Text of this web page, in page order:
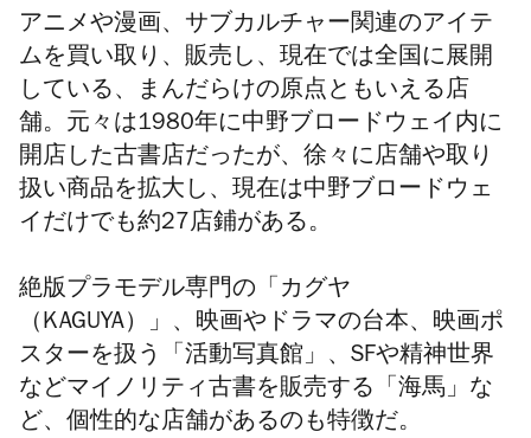
アニメや漫画、サブカルチャー関連のアイテ
ムを買い取り、販売し、現在では全国に展開
している、
まんだらけの原点ともいえる店
舗。元々は1980年に中野ブロードウェイ内に
開店した古書店だったが、徐々に店舗や取り
扱い商品を拡大し、現在は中野ブロードウェ
イだけでも約27店鋪がある。
絶版プラモデル専門の「カグヤ
（KAGUYA）」、映画やドラマの台本、映画ポ
スターを扱う「活動写真館」、SFや精神世界
などマイノリティ古書を販売する「海馬」な
ど、個性的な店舗があるのも特徴だ。